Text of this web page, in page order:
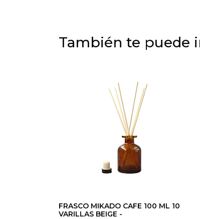
También te puede
FRASCO MIKADO CAFE 100 ML 10
VARILLAS BEIGE -